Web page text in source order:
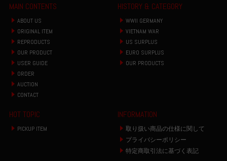
MAIN CONTENTS
ABOUT US
ORIGINAL ITEM
REPRODUCTS
OUR PRODUCT
USER GUIDE
ORDER
AUCTION
CONTACT
HISTORY & CATEGORY
WWII GERMANY
VIETNAM WAR
US SURPLUS
EURO SURPLUS
OUR PRODUCTS
HOT TOPIC
PICKUP ITEM
INFORMATION
取り扱い商品の仕様に関して
プライバシーポリシー
特定商取引法に基づく表記